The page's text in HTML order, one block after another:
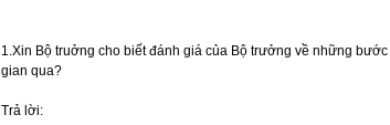
1.Xin Bộ truởng cho biết đánh giá của Bộ trưởng về những
gian qua?
Trả lời: